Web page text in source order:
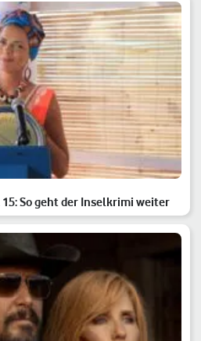
So geht der Inselkrimi weiter